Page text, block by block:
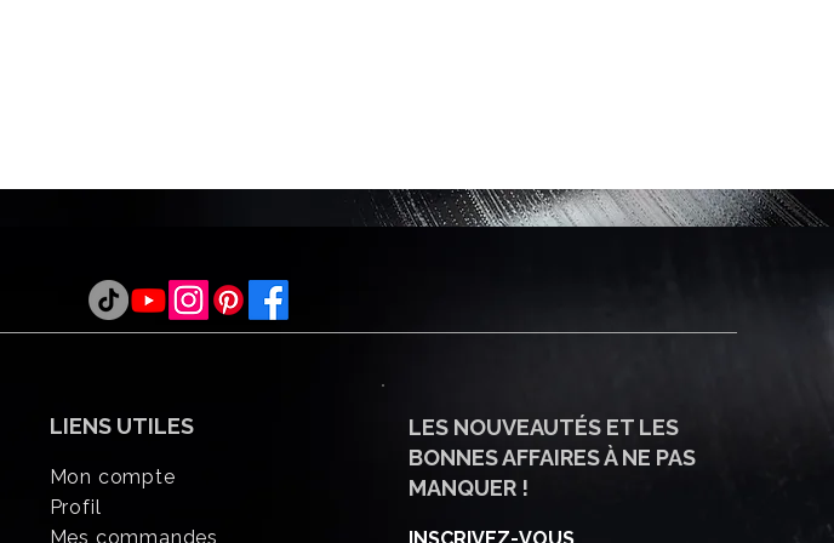
LIENS UTILES
Mon compte
Profil
Mes commandes
LES NOUVEAUTÉS ET LES
BONNES AFFAIRES À NE PAS
MANQUER !